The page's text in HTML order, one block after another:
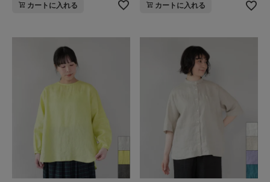
カートに入れる カートに入れる